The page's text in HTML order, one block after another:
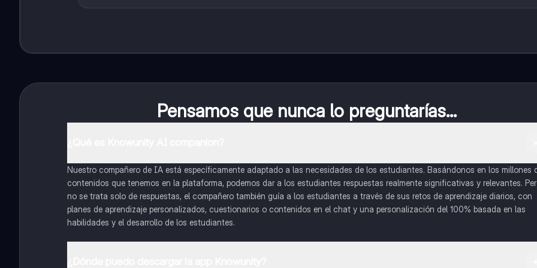
Pensamos que nunca lo preguntarías...
Nuestro compañero de IA está específicamente adaptado a las necesidades de los estudiantes. Basándonos en los millones
contenidos que tenemos en la plataforma, podemos dar a los estudiantes respuestas realmente significativas y relevantes.
no se trata solo de respuestas, el compañero también guía a los estudiantes a través de sus retos de aprendizaje diarios, con
planes de aprendizaje personalizados, cuestionarios o contenidos en el chat y una personalización del 100% basada en las
habilidades y el desarrollo de los estudiantes.